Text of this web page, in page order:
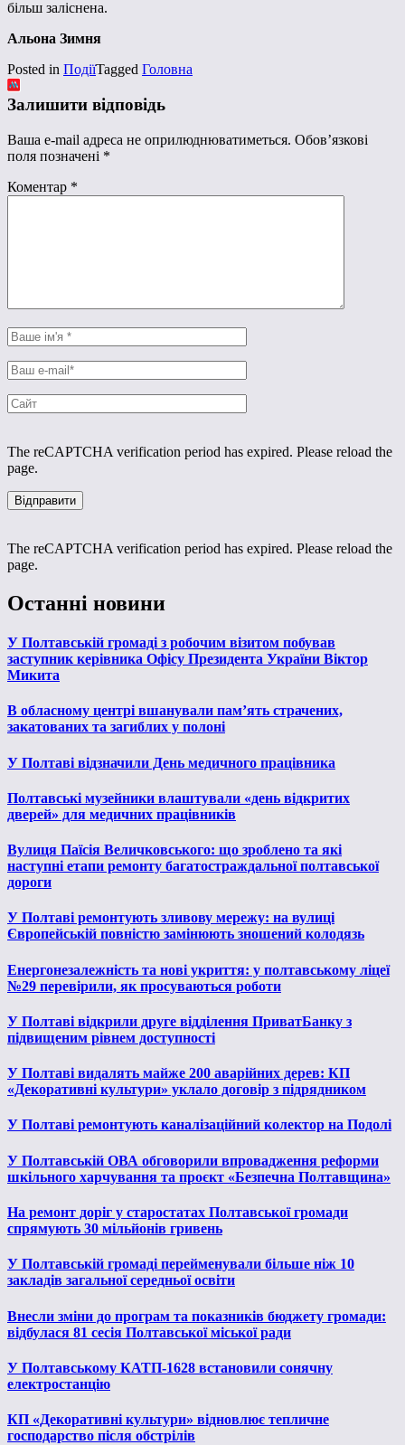
більш заліснена.
Альона Зимня
Posted in ПодіїTagged Головна
Залишити відповідь
Ваша e-mail адреса не оприлюднюватиметься. Обов’язкові
поля позначені *
Коментар *
The reCAPTCHA verification period has expired. Please reload the
page.
The reCAPTCHA verification period has expired. Please reload the
page.
Останні новини
У Полтавській громаді з робочим візитом побував
заступник керівника Офісу Президента України Віктор
Микита
В обласному центрі вшанували пам’ять страчених,
закатованих та загиблих у полоні
У Полтаві відзначили День медичного працівника
Полтавські музейники влаштували «день відкритих
дверей» для медичних працівників
Вулиця Паїсія Величковського: що зроблено та які
наступні етапи ремонту багатостраждальної полтавської
дороги
У Полтаві ремонтують зливову мережу: на вулиці
Європейській повністю замінюють зношений колодязь
Енергонезалежність та нові укриття: у полтавському ліцеї
№29 перевірили, як просуваються роботи
У Полтаві відкрили друге відділення ПриватБанку з
підвищеним рівнем доступності
У Полтаві видалять майже 200 аварійних дерев: КП
«Декоративні культури» уклало договір з підрядником
У Полтаві ремонтують каналізаційний колектор на Подолі
У Полтавській ОВА обговорили впровадження реформи
шкільного харчування та проєкт «Безпечна Полтавщина»
На ремонт доріг у старостатах Полтавської громади
спрямують 30 мільйонів гривень
У Полтавській громаді перейменували більше ніж 10
закладів загальної середньої освіти
Внесли зміни до програм та показників бюджету громади:
відбулася 81 сесія Полтавської міської ради
У Полтавському КАТП-1628 встановили сонячну
електростанцію
КП «Декоративні культури» відновлює тепличне
господарство після обстрілів